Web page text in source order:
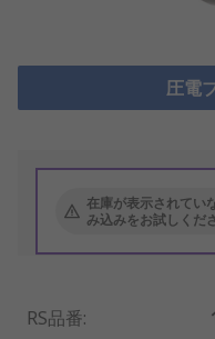
圧電
在庫が表示されてい
み込みをお試しくだ
RS品番: